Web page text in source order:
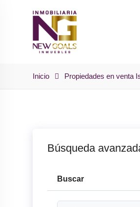
Inicio Propiedades en venta
Búsqueda
Buscar